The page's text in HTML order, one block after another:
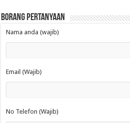
Borang Pertanyaan
Nama anda (wajib)
Email (Wajib)
No Telefon (Wajib)